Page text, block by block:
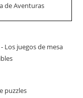
de Aventuras